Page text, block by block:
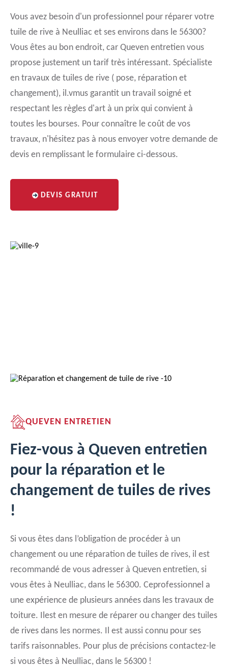
Vous avez besoin d'un professionnel pour réparer votre
tuile de rive à Neulliac et ses environs dans le 56300?
Vous êtes au bon endroit, car Queven entretien vous
propose justement un tarif très intéressant. Spécialiste
en travaux de tuiles de rive ( pose, réparation et
changement), il.vmus garantit un travail soigné et
respectant les règles d'art à un prix qui convient à
toutes les bourses. Pour connaître le coût de vos
travaux, n'hésitez pas à nous envoyer votre demande de
devis en remplissant le formulaire ci-dessous.
DEVIS GRATUIT
QUEVEN ENTRETIEN
Fiez-vous à Queven entretien
pour la réparation et le
changement de tuiles de rives
!
Si vous êtes dans l’obligation de procéder à un
changement ou une réparation de tuiles de rives, il est
recommandé de vous adresser à Queven entretien, si
vous êtes à Neulliac, dans le 56300. Ceprofessionnel a
une expérience de plusieurs années dans les travaux de
toiture. Ilest en mesure de réparer ou changer des tuiles
de rives dans les normes. Il est aussi connu pour ses
tarifs raisonnables. Pour plus de précisions contactez-le
si vous êtes à Neulliac, dans le 56300 !